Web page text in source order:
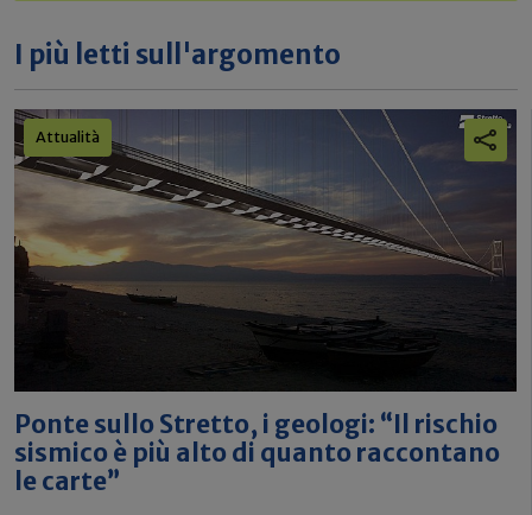
I più letti sull'argomento
Attualità
Ponte sullo Stretto, i geologi: “Il rischio
sismico è più alto di quanto raccontano
le carte”